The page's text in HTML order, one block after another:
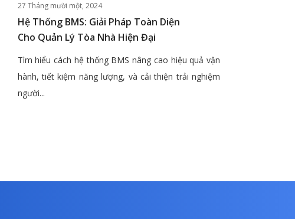
27 Tháng mười một, 2024
Hệ Thống BMS: Giải Pháp Toàn Diện
Cho Quản Lý Tòa Nhà Hiện Đại
Tìm hiểu cách hệ thống BMS nâng cao hiệu quả vận
hành, tiết kiệm năng lượng, và cải thiện trải nghiệm
người...